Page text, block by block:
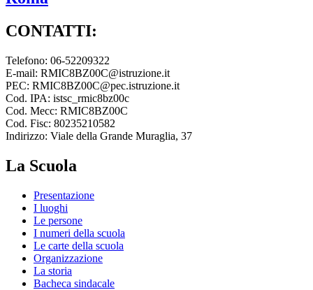
CONTATTI:
Telefono: 06-52209322
E-mail: RMIC8BZ00C@istruzione.it
PEC: RMIC8BZ00C@pec.istruzione.it
Cod. IPA: istsc_rmic8bz00c
Cod. Mecc: RMIC8BZ00C
Cod. Fisc: 80235210582
Indirizzo: Viale della Grande Muraglia, 37
La Scuola
Presentazione
I luoghi
Le persone
I numeri della scuola
Le carte della scuola
Organizzazione
La storia
Bacheca sindacale